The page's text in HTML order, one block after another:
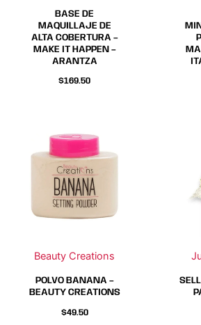
elegir
en
la
página
BASE DE
MAQUILLAJE DE
ALTA COBERTURA –
MAKE IT HAPPEN –
ARANTZA
$169.50
elegir
en
la
página
Beauty Creations
POLVO BANANA –
BEAUTY CREATIONS
$49.50